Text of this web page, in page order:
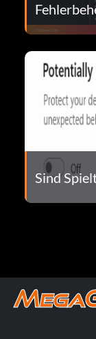
Sind